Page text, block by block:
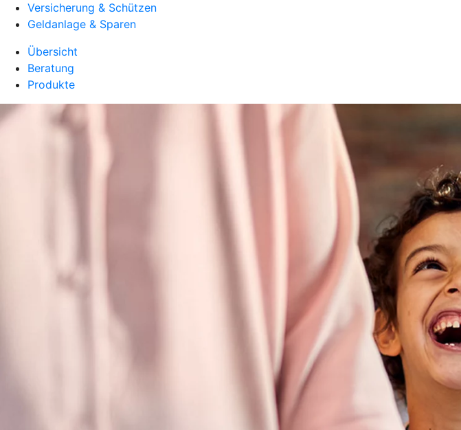
Versicherung & Schützen
Geldanlage & Sparen
Übersicht
Beratung
Produkte